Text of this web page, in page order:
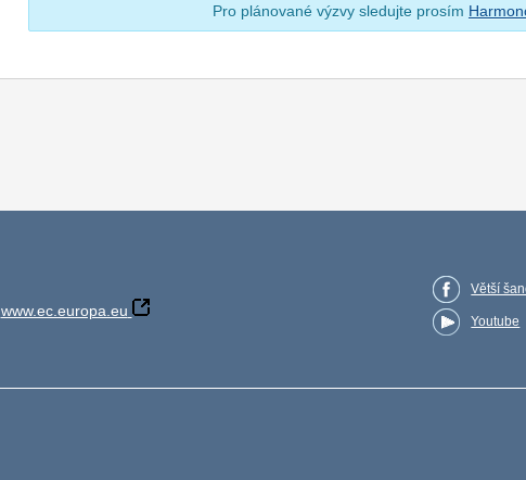
Pro plánované výzvy sledujte prosím
www.ec.europa.eu
Větší
Youtube